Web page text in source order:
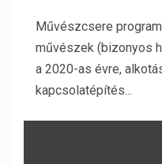
Művészcsere
művészek (bizonyos
a 2020-as évre,
kapcsolatépítés...